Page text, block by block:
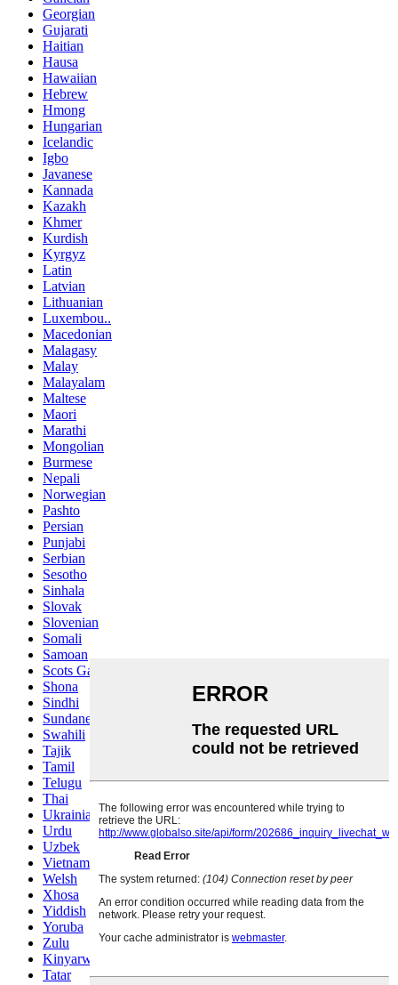
Georgian
Gujarati
Haitian
Hausa
Hawaiian
Hebrew
Hmong
Hungarian
Icelandic
Igbo
Javanese
Kannada
Kazakh
Khmer
Kurdish
Kyrgyz
Latin
Latvian
Lithuanian
Luxembou..
Macedonian
Malagasy
Malay
Malayalam
Maltese
Maori
Marathi
Mongolian
Burmese
Nepali
Norwegian
Pashto
Persian
Punjabi
Serbian
Sesotho
Sinhala
Slovak
Slovenian
Somali
Samoan
Scots Gaelic
Shona
Sindhi
Sundanese
Swahili
Tajik
Tamil
Telugu
Thai
Ukrainian
Urdu
Uzbek
Vietnamese
Welsh
Xhosa
Yiddish
Yoruba
Zulu
Kinyarwanda
Tatar